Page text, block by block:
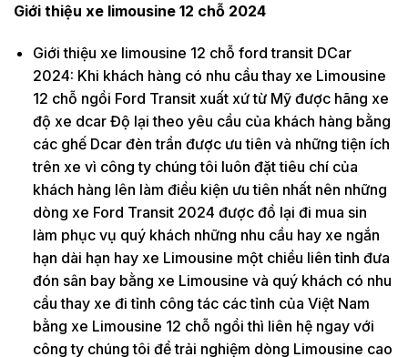
Giới thiệu xe limousine 12 chỗ 2024
Giới thiệu xe limousine 12 chỗ ford transit DCar
2024: Khi khách hàng có nhu cầu thay xe Limousine
12 chỗ ngồi Ford Transit xuất xứ từ Mỹ được hãng xe
độ xe dcar Độ lại theo yêu cầu của khách hàng bằng
các ghế Dcar đèn trần được ưu tiên và những tiện ích
trên xe vì công ty chúng tôi luôn đặt tiêu chí của
khách hàng lên làm điều kiện ưu tiên nhất nên những
dòng xe Ford Transit 2024 được đồ lại đi mua sin
làm phục vụ quý khách những nhu cầu hay xe ngắn
hạn dài hạn hay xe Limousine một chiều liên tỉnh đưa
đón sân bay bằng xe Limousine và quý khách có nhu
cầu thay xe đi tỉnh công tác các tỉnh của Việt Nam
bằng xe Limousine 12 chỗ ngồi thì liên hệ ngay với
công ty chúng tôi để trải nghiệm dòng Limousine cao